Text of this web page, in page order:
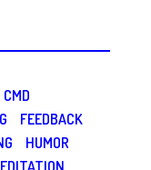
CMD
FEEDBACK
HUMOR